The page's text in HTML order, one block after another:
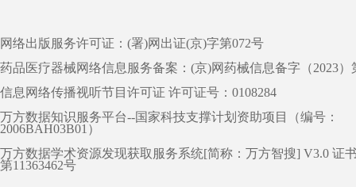
网络出版服务许可证：(署)网出证(京)字第072号
药品医疗器械网络信息服务备案：(京)网药械信息备字（2023）
信息网络传播视听节目许可证 许可证号：0108284
万方数据知识服务平台--国家科技支撑计划资助项目（编号：
2006BAH03B01）
万方数据学术资源发现获取服务系统[简称：万方智搜] V3.0 证
第11363462号